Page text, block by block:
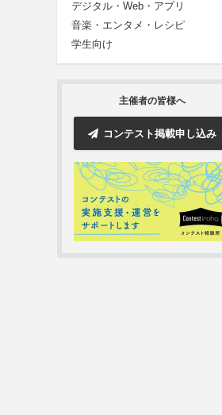
デジタル・Web・アプリ
音楽・エンタメ・レシピ
学生向け
主催者の皆様へ
コンテスト掲載申し込み